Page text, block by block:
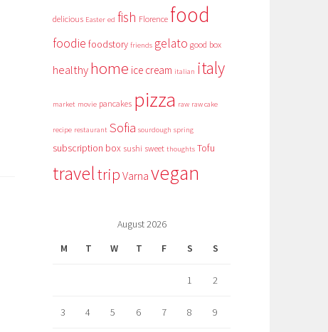
delicious Easter ed fish Florence food
foodie foodstory friends gelato good box
healthyhome ice cream italian italy
market movie pancakes pizza raw raw cake
recipe restaurant Sofia sourdough spring
subscription box sushi sweet thoughts Tofu
traveltripVarnavegan
August 2026
M
T W T F S S
1 2
3 4 5 6 7 8 9